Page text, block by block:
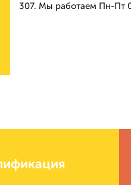
307. Мы работаем Пн-Пт